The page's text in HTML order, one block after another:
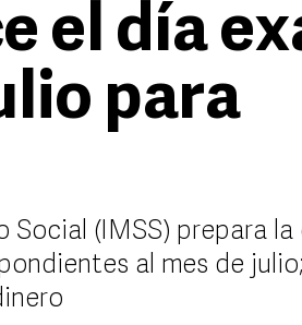
el día
para
(IMSS) prepara la
al mes de